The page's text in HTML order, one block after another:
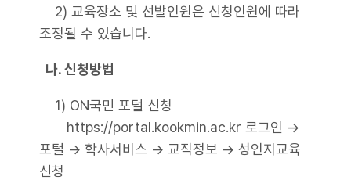
2) 교육장소 및 선발인원은 신청인원에 따라
조정될 수 있습니다.
나. 신청방법
1) ON국민 포털 신청
https://portal.kookmin.ac.kr 로그인 →
포털 → 학사서비스 → 교직정보 → 성인지교육
신청